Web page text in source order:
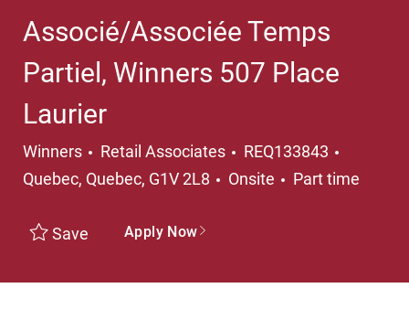
Associé/Associée Temps
Partiel, Winners 507 Place
Laurier
Winners Category
Retail Associates REQ133843
Quebec, Quebec, G1V 2L8
Onsite Job Type
Part time
Save Apply Now